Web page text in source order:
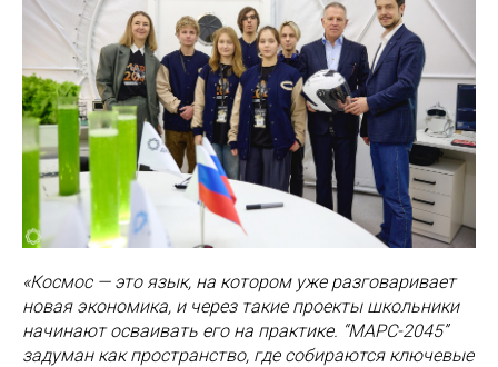
«Космос — это язык, на котором уже разговаривает
новая экономика, и через такие проекты школьники
начинают осваивать его на практике. “МАРС-2045”
задуман как пространство, где собираются ключевые